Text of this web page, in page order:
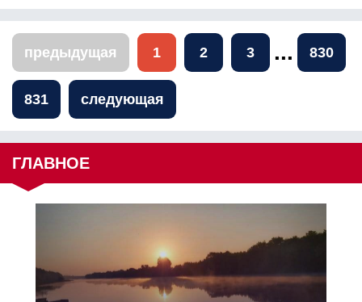
предыдущая 1 2 3 ... 830
831 следующая
ГЛАВНОЕ